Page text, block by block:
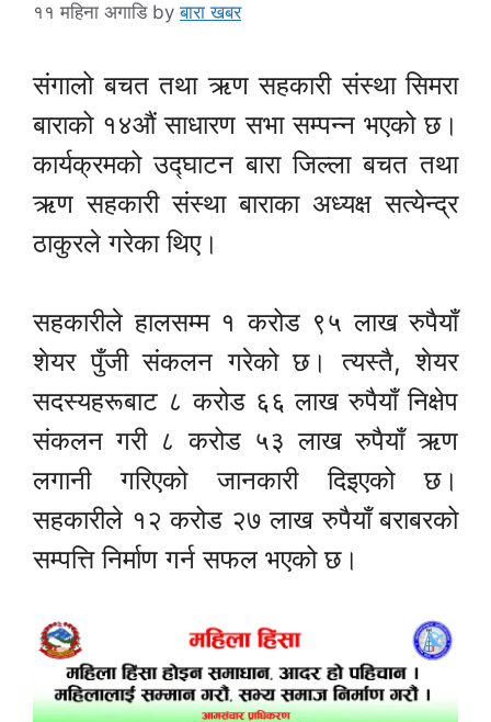
११ महिना अगाडि byबारा खबर
संगालो बचत तथा ऋण सहकारी संस्था सिमरा
बाराको १४औं साधारण सभा सम्पन्न भएको छ।
कार्यक्रमको उद्घाटन बारा जिल्ला बचत तथा
ऋण सहकारी संस्था बाराका अध्यक्ष सत्येन्द्र
ठाकुरले गरेका थिए।
सहकारीले हालसम्म १ करोड ९५ लाख रुपैयाँ
शेयर पुँजी संकलन गरेको छ। त्यस्तै, शेयर
सदस्यहरूबाट ८ करोड ६६ लाख रुपैयाँ निक्षेप
संकलन गरी ८ करोड ५३ लाख रुपैयाँ ऋण
लगानी गरिएको जानकारी दिइएको छ।
सहकारीले १२ करोड २७ लाख रुपैयाँ बराबरको
सम्पत्ति निर्माण गर्न सफल भएको छ।